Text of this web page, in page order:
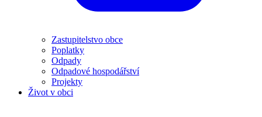
Zastupitelstvo obce
Poplatky
Odpady
Odpadové hospodářství
Projekty
Život v obci